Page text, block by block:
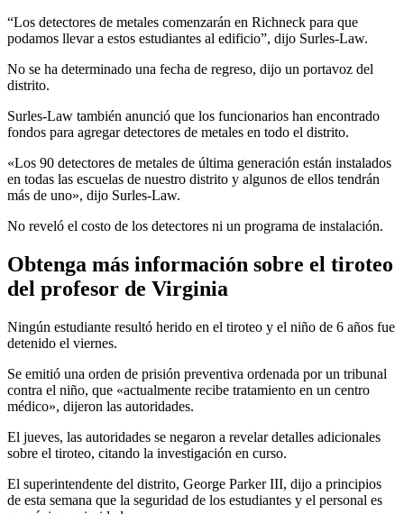
“Los detectores de metales comenzarán en Richneck para que
podamos llevar a estos estudiantes al edificio”, dijo Surles-Law.
No se ha determinado una fecha de regreso, dijo un portavoz del
distrito.
Surles-Law también anunció que los funcionarios han encontrado
fondos para agregar detectores de metales en todo el distrito.
«Los 90 detectores de metales de última generación están instalados
en todas las escuelas de nuestro distrito y algunos de ellos tendrán
más de uno», dijo Surles-Law.
No reveló el costo de los detectores ni un programa de instalación.
Obtenga más información sobre el tiroteo
del profesor de Virginia
Ningún estudiante resultó herido en el tiroteo y el niño de 6 años fue
detenido el viernes.
Se emitió una orden de prisión preventiva ordenada por un tribunal
contra el niño, que «actualmente recibe tratamiento en un centro
médico», dijeron las autoridades.
El jueves, las autoridades se negaron a revelar detalles adicionales
sobre el tiroteo, citando la investigación en curso.
El superintendente del distrito, George Parker III, dijo a principios
de esta semana que la seguridad de los estudiantes y el personal es